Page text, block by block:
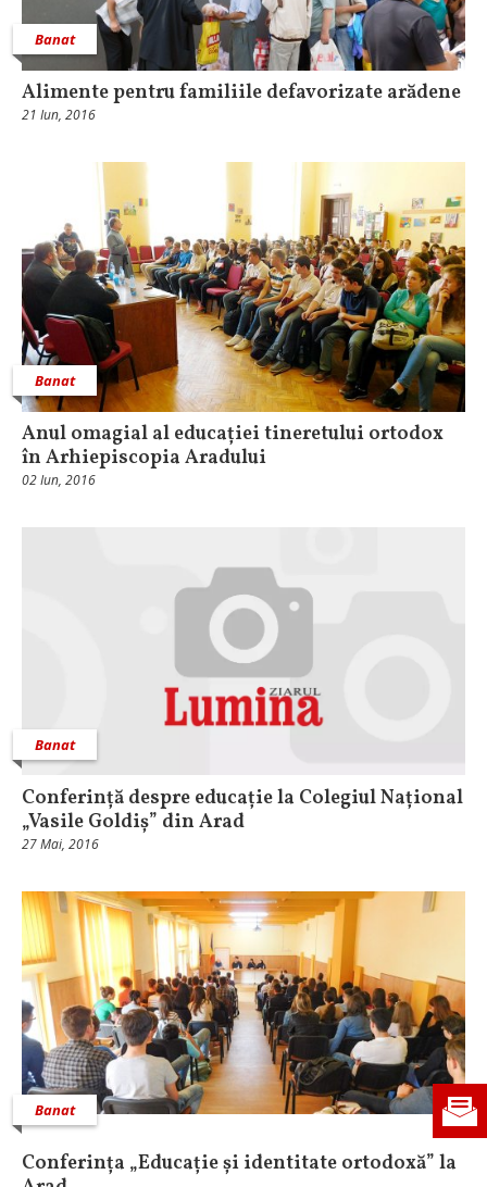
Banat
Alimente pentru familiile defavorizate arădene
21 Iun, 2016
Banat
Anul omagial al educației tineretului ortodox
în Arhiepiscopia Aradului
02 Iun, 2016
Banat
Conferință despre educație la Colegiul Național
„Vasile Goldiș” din Arad
27 Mai, 2016
Banat
Conferința „Educație și identitate ortodoxă” la